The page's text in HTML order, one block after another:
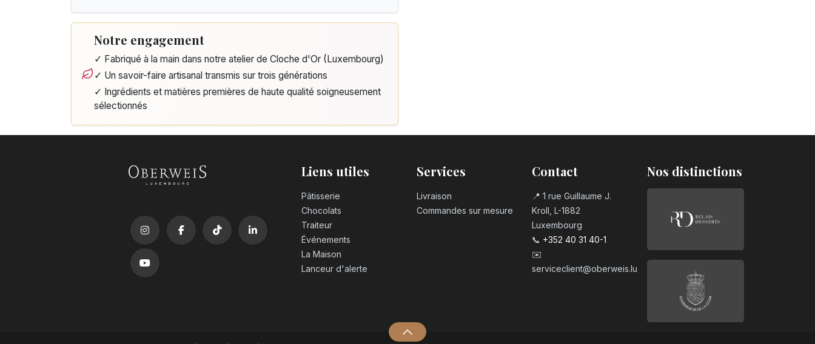
Notre engagement
✓ Fabriqué à la main dans notre atelier de Cloche d'Or (Luxembourg)
✓ Un savoir-faire artisanal transmis sur trois générations
✓ Ingrédients et matières premières de haute qualité soigneusement
sélectionnés
Liens utiles
Pâtisserie
Chocolats
Traiteur
Événements
La Maison
Lanceur d'alerte
Services
Livraison
Commandes sur mesure
Contact
📍 1 rue Guillaume J.
Kroll, L-1882
Luxembourg
📞 +352 40 31 40-1
✉️
serviceclient@oberweis.lu
Nos distinctions